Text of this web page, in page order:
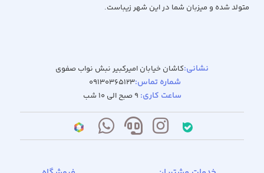
متولد شده و میزبان شما در این شهر زیباست.
نشانی:کاشان خیابان امیرکبیر نبش نواب صفوی
شماره تماس:09130365123
ساعت کاری: 9 صبح الی 10 شب